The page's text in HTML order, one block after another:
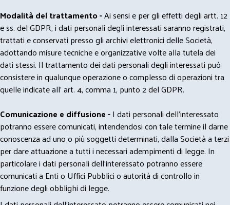
Modalità del trattamento -Ai sensi e per gli effetti degli artt. 12
e ss. del GDPR, i dati personali degli interessati saranno registrati,
trattati e conservati presso gli archivi elettronici delle Società,
adottando misure tecniche e organizzative volte alla tutela dei
dati stessi. Il trattamento dei dati personali degli interessati può
consistere in qualunque operazione o complesso di operazioni tra
quelle indicate all' art. 4, comma 1, punto 2 del GDPR.
Comunicazione e diffusione -I dati personali dell’interessato
potranno essere comunicati, intendendosi con tale termine il darne
conoscenza ad uno o più soggetti determinati, dalla Società a terzi
per dare attuazione a tutti i necessari adempimenti di legge. In
particolare i dati personali dell’interessato potranno essere
comunicati a Enti o Uffici Pubblici o autorità di controllo in
funzione degli obblighi di legge.